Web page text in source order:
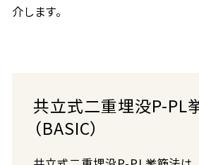
介します。
共立式二重埋没P-PL
（BASIC）